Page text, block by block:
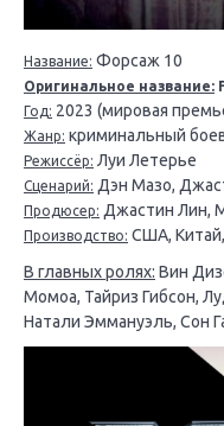
Название: Форсаж 10
Оригинальное название:
Год: 2023 (мировая
Жанр: криминальный
Режиссёр: Луи Летерье
Сценарий: Дэн Мазо,
Продюсер: Джастин Лин,
Производство: США,
В главных ролях: Вин
Момоа, Тайриз Гибсон,
Натали Эммануэль, Сон